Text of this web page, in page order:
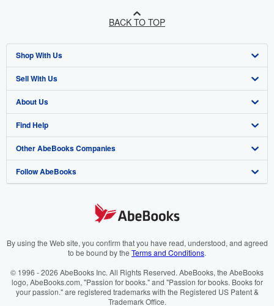
BACK TO TOP
Shop With Us
Advanced Search
Browse Collections
My Account
My Orders
View Basket
Sell With Us
Start Selling
Join Our Affiliate Programme
Book Buyback
Refer a seller
About Us
About AbeBooks
Media
Careers
Cookies Notice
Find Help
Help
Customer Service
Other AbeBooks Companies
AbeBooks.com
AbeBooks.it
AbeBooks.ca
Follow AbeBooks
By using the Web site, you confirm that you have read, understood, and agreed
to be bound by the Terms and Conditions.
© 1996 - 2026 AbeBooks Inc. All Rights Reserved. AbeBooks, the AbeBooks
logo, AbeBooks.com, "Passion for books." and "Passion for books. Books for
your passion." are registered trademarks with the Registered US Patent &
Trademark Office.